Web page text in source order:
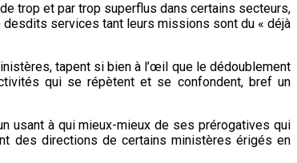
trop et par trop superflus dans certains secteurs,
desdits services tant leurs missions sont du « déjà
tapent si bien à l’œil que le dédoublement
qui se répètent et se confondent, bref un
usant à qui mieux-mieux de ses prérogatives qui
des directions de certains ministères érigés en